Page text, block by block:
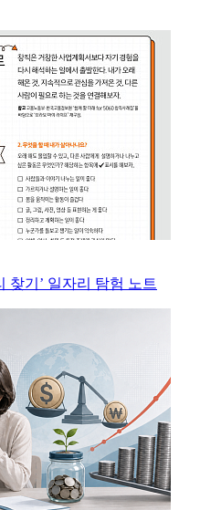
찾기’ 일자리 탐험 노트